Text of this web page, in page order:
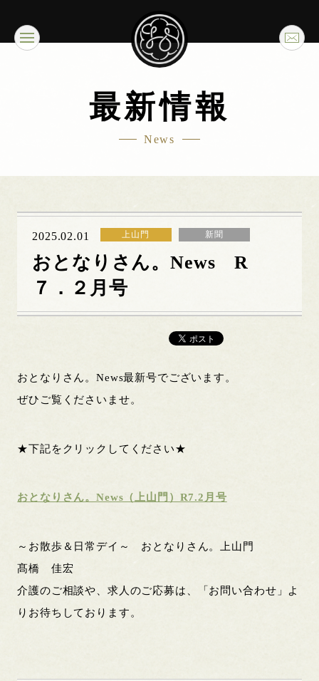
最新情報
News
2025.02.01 上山門 新聞
おとなりさん。News R
７．２月号
おとなりさん。News最新号でございます。
ぜひご覧くださいませ。
★下記をクリックしてください★
おとなりさん。News（上山門）R7.2月号
～お散歩＆日常デイ～ おとなりさん。上山門
髙橋 佳宏
介護のご相談や、求人のご応募は、「お問い合わせ」よ
りお待ちしております。